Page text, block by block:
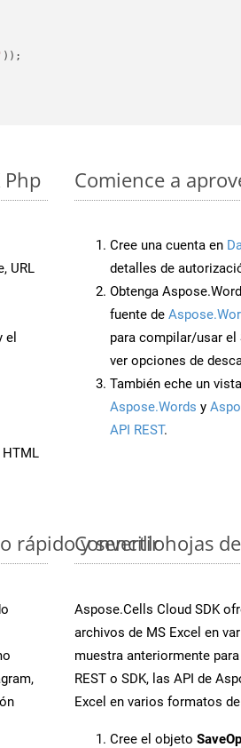
Php
URL
el
Comience a
Cree una cuenta en
detalles de
Obtenga
fuente de
para compilar/usar el
ver opciones de
También eche un
Aspose.Words y
API REST.
rápido y sencillo
Convertir hojas
Aspose.Cells Cloud SDK
archivos de MS Excel en
muestra anteriormente
REST o SDK, las API de
Excel en varios formatos de
Cree el objeto